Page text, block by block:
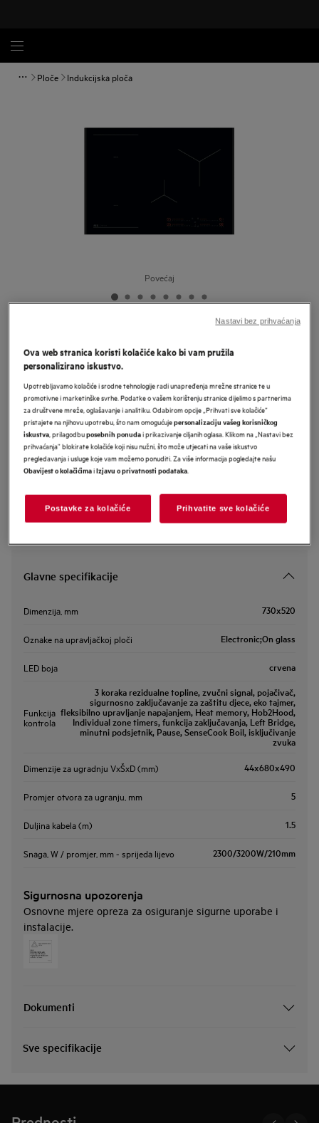
Ploče Indukcijska ploča
Povećaj
AEG 7000 SenseBoil ugradbena
indukcijska ploča 68 cm
Informacijski list proizvoda
Sigurnosne upute i sigurnosna upozorenja prema EU regulativi
2023/988 navedeni su u poglavljima 1 i 2 korisničkog priručnika.
priručnik.
Glavne specifikacije
Dimenzija, mm 730x520
Oznake na upravljačkoj ploči Electronic;On glass
LED boja crvena
Funkcija
kontrola
3 koraka rezidualne topline, zvučni signal, pojačivač,
sigurnosno zaključavanje za zaštitu djece, eko tajmer,
fleksibilno upravljanje napajanjem, Heat memory, Hob2Hood,
Individual zone timers, funkcija zaključavanja, Left Bridge,
minutni podsjetnik, Pause, SenseCook Boil, isključivanje
zvuka
Dimenzije za ugradnju VxŠxD (mm) 44x680x490
Promjer otvora za ugranju, mm 5
Duljina kabela (m) 1.5
Snaga, W / promjer, mm - sprijeda lijevo 2300/3200W/210mm
Sigurnosna upozorenja
Osnovne mjere opreza za osiguranje sigurne uporabe i
instalacije.
Dokumenti
Sve specifikacije
Ova web stranica koristi kolačiće kako bi vam pružila
personalizirano iskustvo.
Upotrebljavamo kolačiće i srodne tehnologije radi unapređenja mrežne stranice te u
promotivne i marketinške svrhe. Podatke o vašem korištenju stranice dijelimo s partnerima
za društvene mreže, oglašavanje i analitiku. Odabirom opcije „Prihvati sve kolačiće”
pristajete na njihovu upotrebu, što nam omogućujepersonalizaciju vašeg korisničkog
iskustva, prilagodbuposebnih ponudai prikazivanje ciljanih oglasa. Klikom na „Nastavi bez
prihvaćanja” blokirate kolačiće koji nisu nužni, što može utjecati na vaše iskustvo
pregledavanja i usluge koje vam možemo ponuditi. Za više informacija pogledajte našu
Obavijest o kolačićimaiIzjavu o privatnosti podataka.
Postavke za kolačiće Prihvatite sve kolačiće
Nastavi bez prihvaćanja